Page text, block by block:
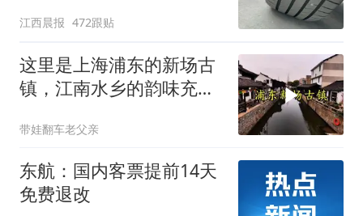
元，官方发布情况通报
江西晨报 472跟贴
这里是上海浦东的新场古
镇，江南水乡的韵味充满
带娃翻车老父亲
东航：国内客票提前14天
免费退改